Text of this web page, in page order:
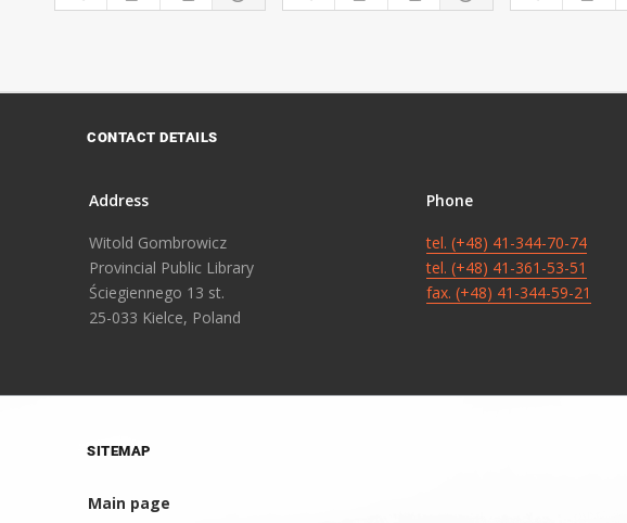
CONTACT DETAILS
Address
Witold Gombrowicz
Provincial Public Library
Ściegiennego 13 st.
25-033 Kielce, Poland
Phone
tel. (+48) 41-344-70-74
tel. (+48) 41-361-53-51
fax. (+48) 41-344-59-21
SITEMAP
Main page